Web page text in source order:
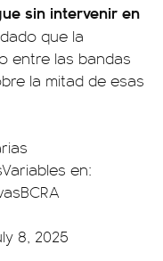
sin intervenir en
dado que la
entre las bandas
la mitad de esas
en:
8, 2025